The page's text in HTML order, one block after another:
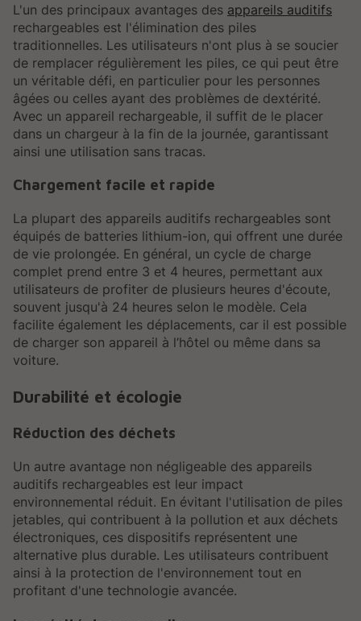
L'un des principaux avantages des appareils auditifs
rechargeables est l'élimination des piles
traditionnelles. Les utilisateurs n'ont plus à se soucier
de remplacer régulièrement les piles, ce qui peut être
un véritable défi, en particulier pour les personnes
âgées ou celles ayant des problèmes de dextérité.
Avec un appareil rechargeable, il suffit de le placer
dans un chargeur à la fin de la journée, garantissant
ainsi une utilisation sans tracas.
Chargement facile et rapide
La plupart des appareils auditifs rechargeables sont
équipés de batteries lithium-ion, qui offrent une durée
de vie prolongée. En général, un cycle de charge
complet prend entre 3 et 4 heures, permettant aux
utilisateurs de profiter de plusieurs heures d'écoute,
souvent jusqu'à 24 heures selon le modèle. Cela
facilite également les déplacements, car il est possible
de charger son appareil à l’hôtel ou même dans sa
voiture.
Durabilité et écologie
Réduction des déchets
Un autre avantage non négligeable des appareils
auditifs rechargeables est leur impact
environnemental réduit. En évitant l'utilisation de piles
jetables, qui contribuent à la pollution et aux déchets
électroniques, ces dispositifs représentent une
alternative plus durable. Les utilisateurs contribuent
ainsi à la protection de l'environnement tout en
profitant d'une technologie avancée.